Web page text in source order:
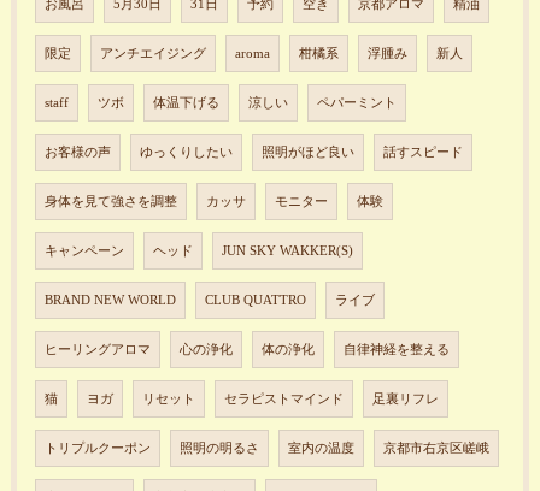
お風呂 5月30日 31日 予約 空き 京都アロマ 精油
限定 アンチエイジング aroma 柑橘系 浮腫み 新人
staff ツボ 体温下げる 涼しい ペパーミント
お客様の声 ゆっくりしたい 照明がほど良い 話すスピード
身体を見て強さを調整 カッサ モニター 体験
キャンペーン ヘッド JUN SKY WAKKER(S)
BRAND NEW WORLD CLUB QUATTRO ライブ
ヒーリングアロマ 心の浄化 体の浄化 自律神経を整える
猫 ヨガ リセット セラピストマインド 足裏リフレ
トリプルクーポン 照明の明るさ 室内の温度 京都市右京区嵯峨